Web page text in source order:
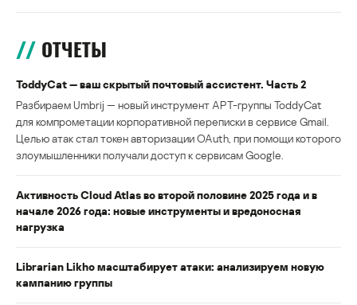
ОТЧЕТЫ
ToddyCat — ваш скрытый почтовый ассистент. Часть 2
Разбираем Umbrij — новый инструмент APT-группы ToddyCat
для компрометации корпоративной переписки в сервисе Gmail.
Целью атак стал токен авторизации OAuth, при помощи которого
злоумышленники получали доступ к сервисам Google.
Активность Cloud Atlas во второй половине 2025 года и в
начале 2026 года: новые инструменты и вредоносная
нагрузка
Librarian Likho масштабирует атаки: анализируем новую
кампанию группы